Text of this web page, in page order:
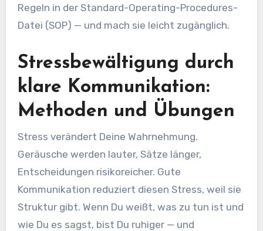
Regeln in der Standard-Operating-Procedures-
Datei (SOP) — und mach sie leicht zugänglich.
Stressbewältigung durch
klare Kommunikation:
Methoden und Übungen
Stress verändert Deine Wahrnehmung.
Geräusche werden lauter, Sätze länger,
Entscheidungen risikoreicher. Gute
Kommunikation reduziert diesen Stress, weil sie
Struktur gibt. Wenn Du weißt, was zu tun ist und
wie Du es sagst, bist Du ruhiger — und